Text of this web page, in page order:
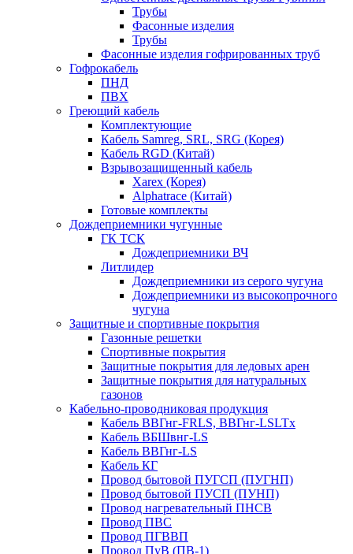
Трубы
Фасонные изделия
Трубы
Фасонные изделия гофрированных труб
Гофрокабель
ПНД
ПВХ
Греющий кабель
Комплектующие
Кабель Samreg, SRL, SRG (Корея)
Кабель RGD (Китай)
Взрывозащищенный кабель
Xarex (Корея)
Alphatrace (Китай)
Готовые комплекты
Дождеприемники чугунные
ГК ТСК
Дождеприемники ВЧ
Литлидер
Дождеприемники из серого чугуна
Дождеприемники из высокопрочного
чугуна
Защитные и спортивные покрытия
Газонные решетки
Спортивные покрытия
Защитные покрытия для ледовых арен
Защитные покрытия для натуральных
газонов
Кабельно-проводниковая продукция
Кабель ВВГнг-FRLS, ВВГнг-LSLTx
Кабель ВБШвнг-LS
Кабель ВВГнг-LS
Кабель КГ
Провод бытовой ПУГСП (ПУГНП)
Провод бытовой ПУСП (ПУНП)
Провод нагревательный ПНСВ
Провод ПВС
Провод ПГВВП
Провод ПуВ (ПВ-1)